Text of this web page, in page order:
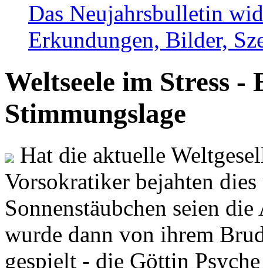
Das Neujahrsbulletin
Erkundungen, Bilder,
Weltseele im Stress -
Stimmungslage
Hat die aktuelle
Vorsokratiker bejahten
Sonnenstäubchen seien
wurde dann von ihrem
gespielt - die Göttin